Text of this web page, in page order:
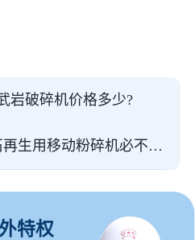
岩破碎机价格多少?
建筑垃圾砂石再生用移动粉碎机必不可少,时产200吨型号一台多少钱?
特权